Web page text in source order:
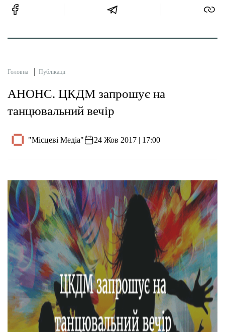
Головна Публікації
АНОНС. ЦКДМ запрошує на
танцювальний вечір
"Місцеві Медіа" 24 Жов 2017 | 17:00